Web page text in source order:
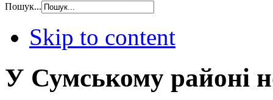
Пошук...
Skip to content
У Сумському районі